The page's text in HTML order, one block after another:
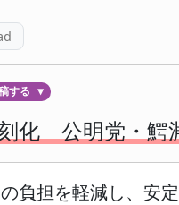
する ▼
化 公明党・鰐
負担を軽減し、安